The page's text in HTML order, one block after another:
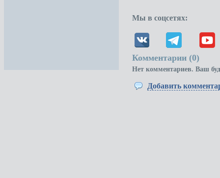
Мы в соцсетях:
Комментарии (0)
Нет комментариев. Ваш
Добавить